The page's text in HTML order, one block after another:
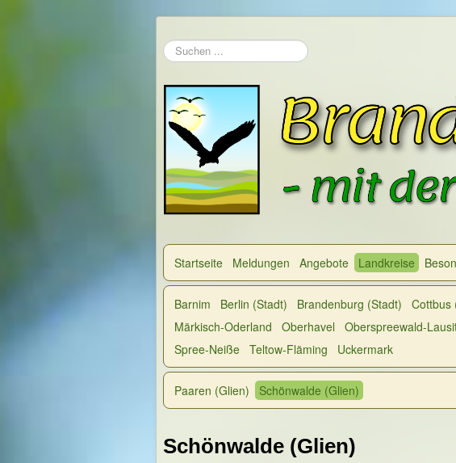
Suchen
...
Startseite Meldungen Angebote Landkreise
Barnim Berlin (Stadt) Brandenburg (Stadt) Cottbus
Märkisch-Oderland
Oberhavel Oberspreewald-
Spree-Neiße Teltow-Fläming Uckermark
Paaren (Glien) Schönwalde (Glien)
Schönwalde (Glien)